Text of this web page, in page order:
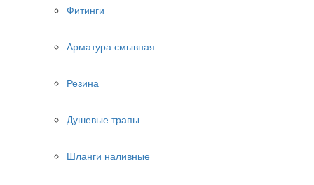
Фитинги
Арматура смывная
Резина
Душевые трапы
Шланги наливные